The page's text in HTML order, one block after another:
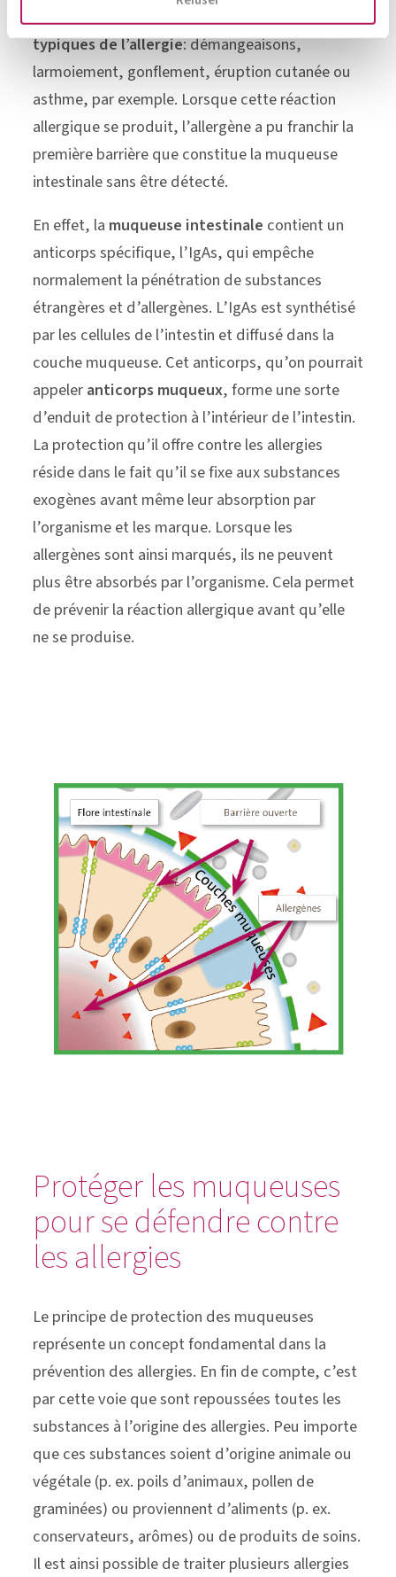
d’histamine, qui déclenche lessymptômes
typiques de l’allergie: démangeaisons,
larmoiement, gonflement, éruption cutanée ou
asthme, par exemple. Lorsque cette réaction
allergique se produit, l’allergène a pu franchir la
première barrière que constitue la muqueuse
intestinale sans être détecté.
En effet, la muqueuse intestinale contient un
anticorps spécifique, l’IgAs, qui empêche
normalement la pénétration de substances
étrangères et d’allergènes. L’IgAs est synthétisé
par les cellules de l’intestin et diffusé dans la
couche muqueuse. Cet anticorps, qu’on pourrait
appeleranticorps muqueux, forme une sorte
d’enduit de protection à l’intérieur de l’intestin.
La protection qu’il offre contre les allergies
réside dans le fait qu’il se fixe aux substances
exogènes avant même leur absorption par
l’organisme et les marque. Lorsque les
allergènes sont ainsi marqués, ils ne peuvent
plus être absorbés par l’organisme. Cela permet
de prévenir la réaction allergique avant qu’elle
ne se produise.
Protéger les muqueuses
pour se défendre contre
les allergies
Le principe de protection des muqueuses
représente un concept fondamental dans la
prévention des allergies. En fin de compte, c’est
par cette voie que sont repoussées toutes les
substances à l’origine des allergies. Peu importe
que ces substances soient d’origine animale ou
végétale (p. ex. poils d’animaux, pollen de
graminées) ou proviennent d’aliments (p. ex.
conservateurs, arômes) ou de produits de soins.
Il est ainsi possible de traiter plusieurs allergies